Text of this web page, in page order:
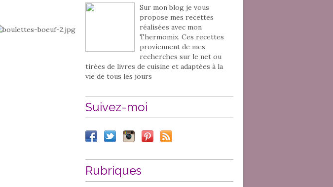
Sur mon blog je vous
propose mes recettes
réalisées avec mon
Thermomix. Ces recettes
proviennent de mes
recherches sur le net ou
tirées de livres de cuisine et adaptées à la
vie de tous les jours
Suivez-moi
Rubriques